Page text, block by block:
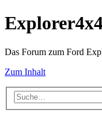
Das Forum zum Ford
Zum Inhalt